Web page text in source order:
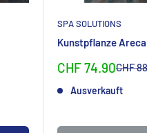
SPA SOLUTIONS
Kunstpflanze Areca
Sonderpreis
CHF 74.90CHF
Ausverkauft